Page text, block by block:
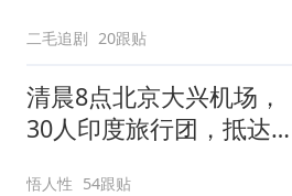
二毛追剧 20跟贴
清晨8点北京大兴机场，
30人印度旅行团，抵达，
悟人性 54跟贴